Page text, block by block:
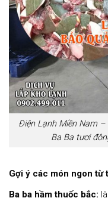
Điện Lạnh Miền Nam
Ba Ba tươi
Gợi ý các món ngon từ
Ba ba hầm thuốc bắc: